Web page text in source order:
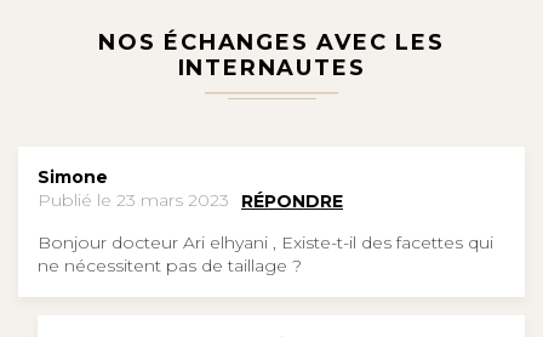
NOS ÉCHANGES AVEC LES
INTERNAUTES
Simone
Publié le 23 mars 2023
RÉPONDRE
Bonjour docteur Ari elhyani , Existe-t-il des facettes qui
ne nécessitent pas de taillage ?